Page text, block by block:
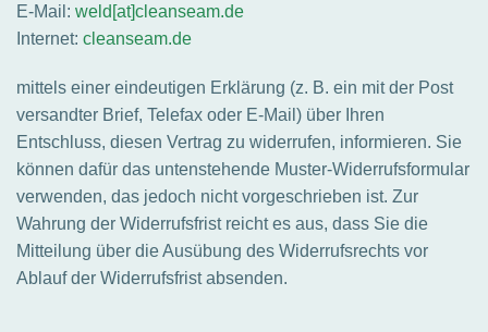
E-Mail: weld[at]cleanseam.de
Internet: cleanseam.de
mittels einer eindeutigen Erklärung (z. B. ein mit der Post
versandter Brief, Telefax oder E-Mail) über Ihren
Entschluss, diesen Vertrag zu widerrufen, informieren. Sie
können dafür das untenstehende Muster-Widerrufsformular
verwenden, das jedoch nicht vorgeschrieben ist. Zur
Wahrung der Widerrufsfrist reicht es aus, dass Sie die
Mitteilung über die Ausübung des Widerrufsrechts vor
Ablauf der Widerrufsfrist absenden.